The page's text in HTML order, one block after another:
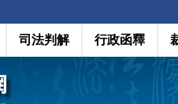
司法判解 行政函釋